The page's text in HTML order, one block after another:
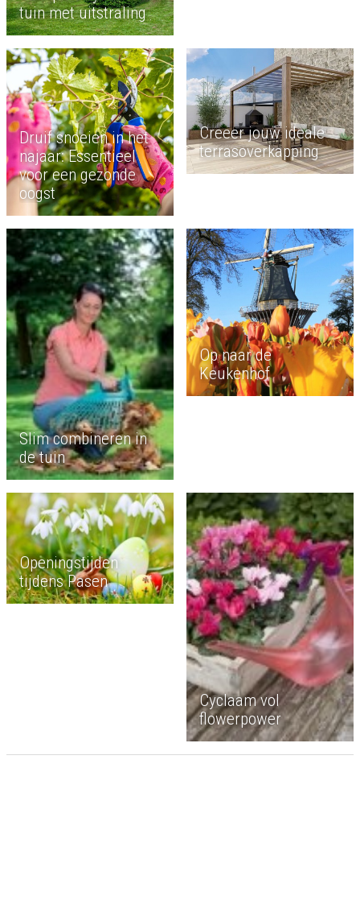
tuin met uitstraling
Druif snoeien in het
najaar: Essentieel
voor een gezonde
oogst
Creeer jouw ideale
terrasoverkapping
Slim combineren in
de tuin
Op naar de
Keukenhof
Openingstijden
tijdens Pasen
Cyclaam vol
flowerpower